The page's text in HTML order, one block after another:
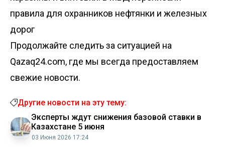
правила для охранников нефтянки и железных
дорог
Продолжайте следить за ситуацией на
Qazaq24.com, где мы всегда предоставляем
свежие новости.
Другие новости на эту тему:
Эксперты ждут снижения базовой ставки в
Казахстане 5 июня
03 Июня 2026 17:24